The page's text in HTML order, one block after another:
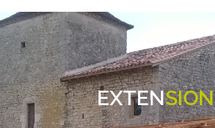
EXTENSION